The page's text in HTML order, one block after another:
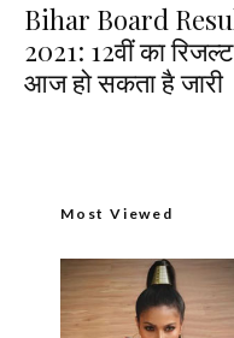
Bihar Board
2021: 12वीं का रिजल्ट
आज हो सकता है जारी
Most Viewed